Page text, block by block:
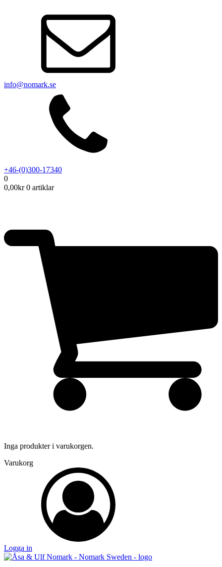
info@nomark.se
+46-(0)300-17340
0
0,00kr 0 artiklar
Inga produkter i varukorgen.
Varukorg
Logga in